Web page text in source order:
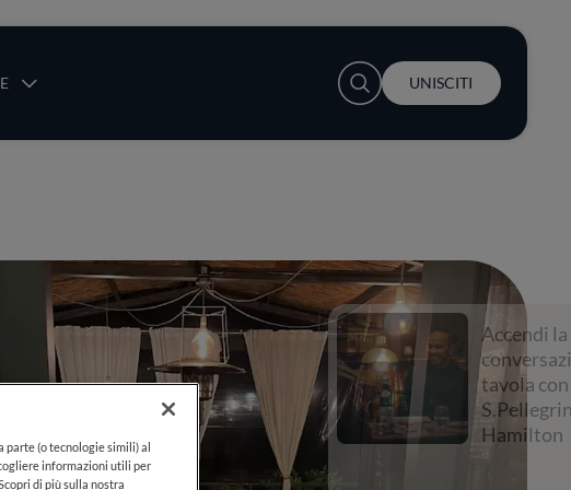
User account menu
UNISCITI
Accendi la
conversazione a
tavola con
S.Pellegrino e Lewis
Hamilton
(o tecnologie simili) al
informazioni utili per
di più sulla nostra